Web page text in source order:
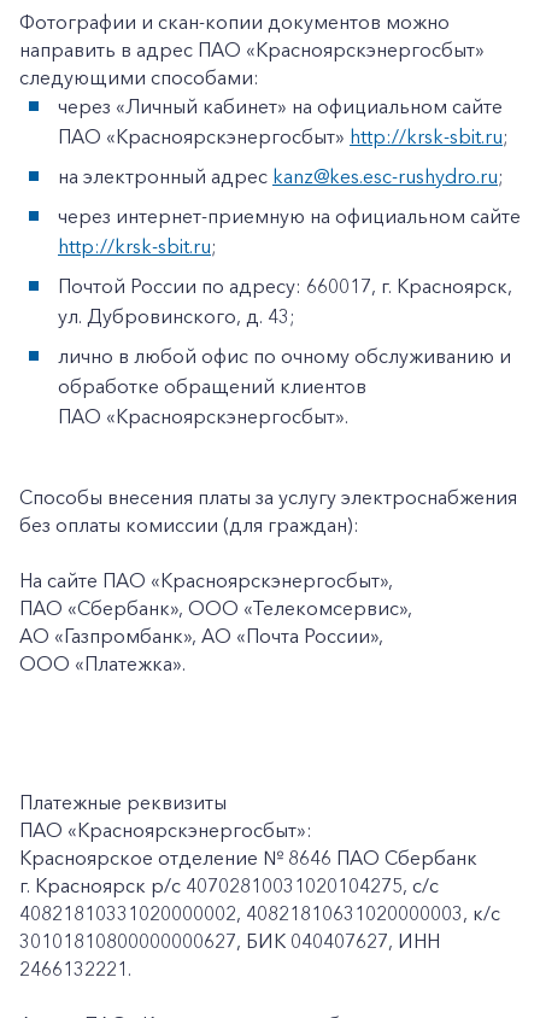
Фотографии и скан-копии документов можно
направить в адрес ПАО «Красноярскэнергосбыт»
следующими способами:
через «Личный кабинет» на официальном сайте
ПАО «Красноярскэнергосбыт» http://krsk-sbit.ru;
на электронный адрес kanz@kes.esc-rushydro.ru;
через интернет-приемную на официальном сайте
http://krsk-sbit.ru;
Почтой России по адресу: 660017, г. Красноярск,
ул. Дубровинского, д. 43;
лично в любой офис по очному обслуживанию и
обработке обращений клиентов
ПАО «Красноярскэнергосбыт».
Способы внесения платы за услугу электроснабжения
без оплаты комиссии (для граждан):
На сайте ПАО «Красноярскэнергосбыт»,
ПАО «Сбербанк», ООО «Телекомсервис»,
АО «Газпромбанк», АО «Почта России»,
ООО «Платежка».
Платежные реквизиты
ПАО «Красноярскэнергосбыт»:
Красноярское отделение № 8646 ПАО Сбербанк
г. Красноярск p/c 40702810031020104275, с/с
40821810331020000002, 40821810631020000003, к/c
30101810800000000627, БИК 040407627, ИНН
2466132221.